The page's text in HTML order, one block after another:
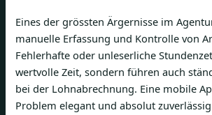
Eines der grössten Ärgernisse im
manuelle Erfassung und Kontrolle von
Fehlerhafte oder unleserliche
wertvolle Zeit, sondern führen auch
bei der Lohnabrechnung. Eine mobile
Problem elegant und absolut